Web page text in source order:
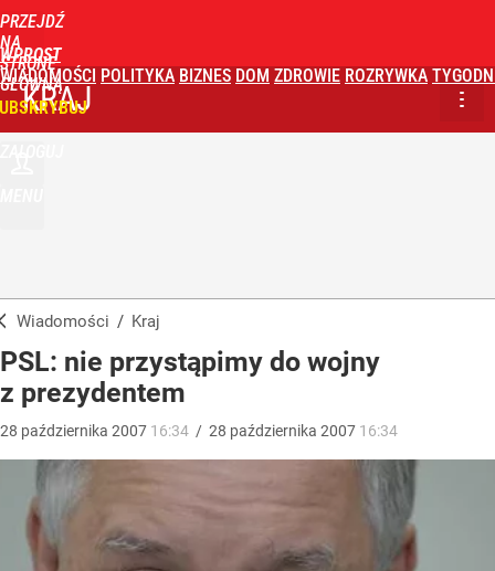
PRZEJDŹ
NA
STRONĘ
GŁÓWNĄ
WPROST
WIADOMOŚCI POLITYKA BIZNES DOM ZDROWIE ROZRYWKA
KRAJ
Wiadomości / Kraj
PSL: nie przystąpimy do wojny
z prezydentem
28 października 2007 16:34 / 28 października 2007 16:34